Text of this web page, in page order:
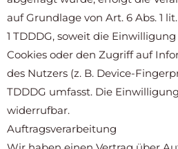
auf Grundlage von Art. 6 Abs. 1
1 TDDDG, soweit die
Cookies oder den Zugriff auf
des Nutzers (z. B. Device-
TDDDG umfasst. Die
widerrufbar.
Auftragsverarbeitung